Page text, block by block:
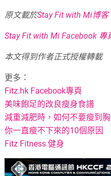
原文載於Stay Fit with Mi博客
Stay Fit with Mi Facebook 專
本文得到作者正式授權轉載
更多：
Fitz.hk Facebook專頁
美味飽足的改良瘦身食譜
減重減肥時，如何不要瘦到
你一直瘦不下來的10個原因
Fitz Fitness 健身